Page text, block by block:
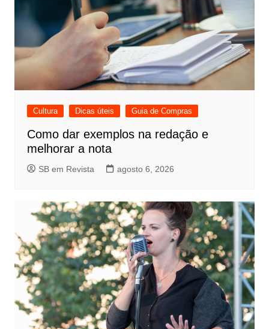
Cultura Dicas úteis Guia de Compras
Como dar exemplos na redação e
melhorar a nota
SB em Revista agosto 6, 2026